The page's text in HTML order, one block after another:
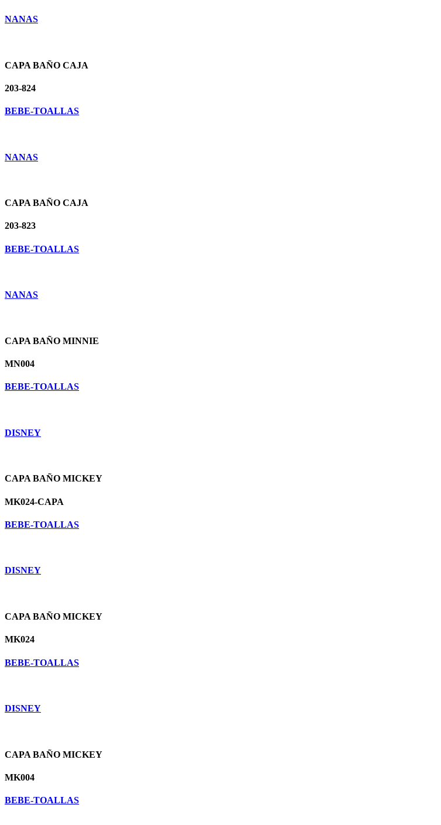
NANAS
CAPA BAÑO CAJA
203-824
BEBE-TOALLAS
NANAS
CAPA BAÑO CAJA
203-823
BEBE-TOALLAS
NANAS
CAPA BAÑO MINNIE
MN004
BEBE-TOALLAS
DISNEY
CAPA BAÑO MICKEY
MK024-CAPA
BEBE-TOALLAS
DISNEY
CAPA BAÑO MICKEY
MK024
BEBE-TOALLAS
DISNEY
CAPA BAÑO MICKEY
MK004
BEBE-TOALLAS